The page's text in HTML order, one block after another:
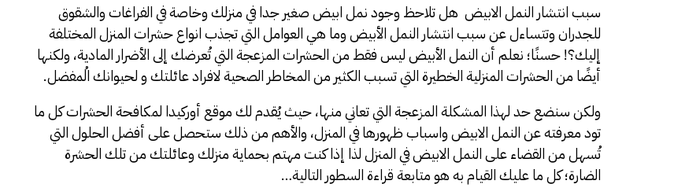
سبب انتشار النمل الابيض هل تلاحظ وجود نمل ابيض صغير جدا في منزلك وخاصة في الفراغات والشقوق
للجدران وتتساءل عن سبب انتشار النمل الأبيض وما هي العوامل التي تجذبانواع حشرات المنزلالمختلفة
إليك؟! حسنًا؛ نعلم أن النمل الأبيض ليس فقط من الحشرات المزعجة التي تُعرضك إلى الأضرار المادية، ولكنها
أيضًا من الحشرات المنزلية الخطيرة التي تسبب الكثير من المخاطر الصحية لافراد عائلتك و لحيوانك الُمفضل.
ولكن سنضع حد لهذا المشكلة المزعجة التي تعاني منها، حيث يُقدم لك موقعأوركيدا لمكافحة الحشراتكل ما
تود معرفته عن النمل الابيض واسباب ظهورها في المنزل، والأهم من ذلك ستحصل على أفضل الحلول التي
تُسهل من القضاء على النمل الابيض في المنزل لذا إذا كنت مهتم بحماية منزلك وعائلتك من تلك الحشرة
الضارة؛ كل ما عليك القيام به هو متابعة قراءة السطور التالية…